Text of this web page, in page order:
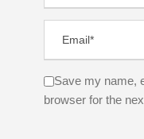
Save my name,
browser for the